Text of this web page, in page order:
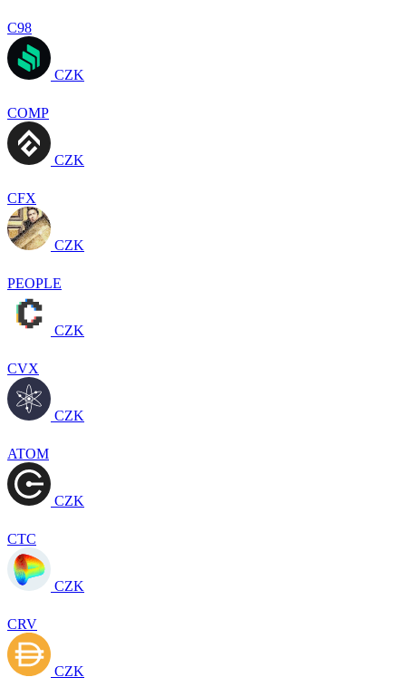
C98
CZK
COMP
CZK
CFX
CZK
PEOPLE
CZK
CVX
CZK
ATOM
CZK
CTC
CZK
CRV
CZK